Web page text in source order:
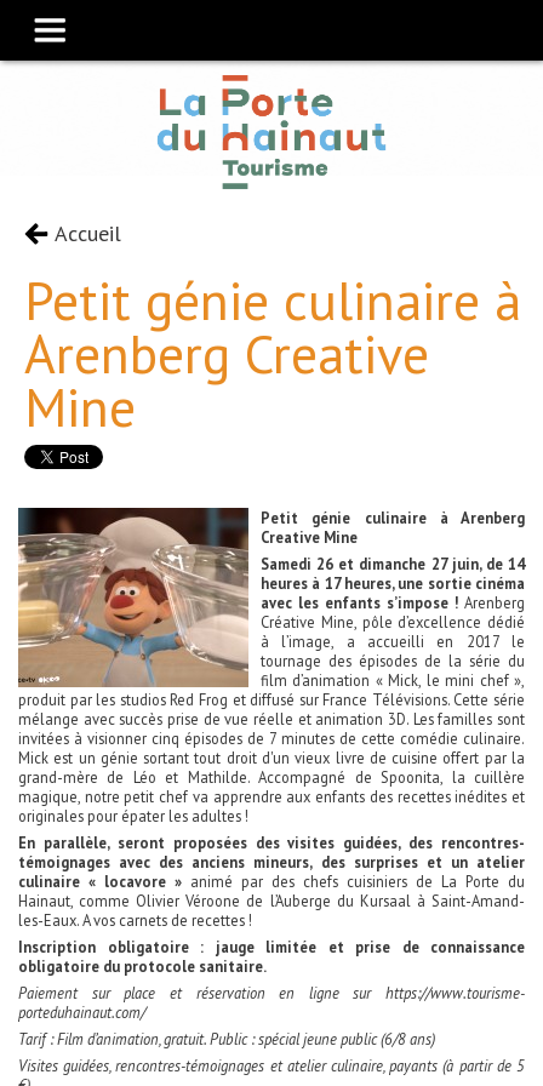
Accueil
Petit génie culinaire à
Arenberg Creative
Mine
Petit génie culinaire à Arenberg
Creative Mine
Samedi 26 et dimanche 27 juin, de 14
heures à 17 heures, une sortie cinéma
avec les enfants s’impose ! Arenberg
Créative Mine, pôle d’excellence dédié
à l’image, a accueilli en 2017 le
tournage des épisodes de la série du
film d’animation « Mick, le mini chef »,
produit par les studios Red Frog et diffusé sur France Télévisions. Cette série
mélange avec succès prise de vue réelle et animation 3D. Les familles sont
invitées à visionner cinq épisodes de 7 minutes de cette comédie culinaire.
Mick est un génie sortant tout droit d'un vieux livre de cuisine offert par la
grand-mère de Léo et Mathilde. Accompagné de Spoonita, la cuillère
magique, notre petit chef va apprendre aux enfants des recettes inédites et
originales pour épater les adultes !
En parallèle, seront proposées des visites guidées, des rencontres-
témoignages avec des anciens mineurs, des surprises et un atelier
culinaire « locavore » animé par des chefs cuisiniers de La Porte du
Hainaut, comme Olivier Véroone de l’Auberge du Kursaal à Saint-Amand-
les-Eaux. A vos carnets de recettes !
Inscription obligatoire : jauge limitée et prise de connaissance
obligatoire du protocole sanitaire.
Paiement sur place et réservation en ligne sur https://www.tourisme-
porteduhainaut.com/
Tarif : Film d’animation, gratuit. Public : spécial jeune public (6/8 ans)
Visites guidées, rencontres-témoignages et atelier culinaire, payants (à partir de 5